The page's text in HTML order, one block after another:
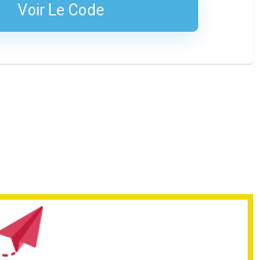
Voir Le Code
Aucun Code N'est Nécessaire